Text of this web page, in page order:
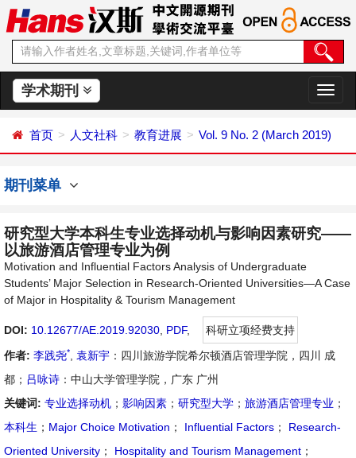
学术期刊
切
换
航
首页 人文社科 教育进展 Vol. 9 No. 2 (March 2019)
期刊菜单
研究型大学本科生专业选择动机与影响因素研究——
以旅游酒店管理专业为例
Motivation and Influential Factors Analysis of Undergraduate
Students’ Major Selection in Research-Oriented Universities—A Case
of Major in Hospitality & Tourism Management
DOI: 10.12677/AE.2019.92030 PDF,
科研立项经费支持
作者: 李践尧* 袁新宇 ：四川旅游学院希尔顿酒店管理学院，四川 成
都； 吕咏诗 ：中山大学管理学院，广东 广州
关键词: 专业选择动机 ； 影响因素 ； 研究型大学 ； 旅游酒店管理专业 ；
本科生 ； Major Choice Motivation ； Influential Factors ；
Research-
Oriented University ； Hospitality and Tourism Management ；